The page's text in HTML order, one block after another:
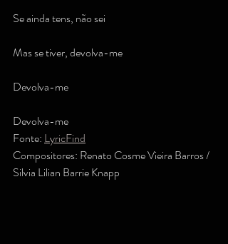
Se ainda tens, não sei
Mas se tiver, devolva-me
Devolva-me
Devolva-me
Fonte: LyricFind
Compositores: Renato Cosme Vieira Barros /
Silvia Lilian Barrie Knapp